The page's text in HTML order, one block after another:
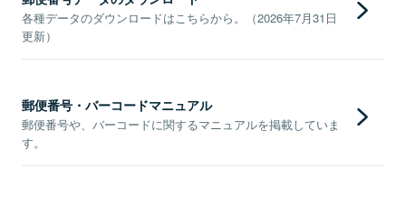
各種データのダウンロードはこちらから。（2026年7月31日
更新）
郵便番号・バーコードマニュアル
郵便番号や、バーコードに関するマニュアルを掲載していま
す。